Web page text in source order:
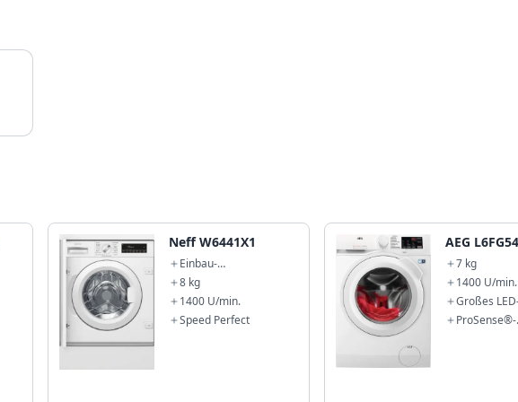
Neff W6441X1
Einbau-
Waschmaschine
8 kg
1400 U/min.
Speed Perfect
AEG
7 kg
1400 U/min.
Großes
ProSense®-